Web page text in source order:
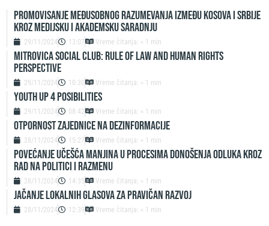
Promovisanje međusobnog razumevanja između Kosova i Srbije
kroz medijsku i akademsku saradnju
29/11/2024 13:07 Vreme čitanja: < 1 min
Mitrovica Social Club: Rule of Law and Human Rights
Perspective
29/11/2024 10:30 Vreme čitanja: < 1 min
Youth up 4 Posibilities
29/11/2024 08:42 Vreme čitanja: < 1 min
Otpornost zajednice na dezinformacije
28/11/2024 15:27 Vreme čitanja: < 1 min
Povećanje učešća manjina u procesima donošenja odluka kroz
rad na politici i razmenu
28/11/2024 14:35 Vreme čitanja: < 1 min
Jačanje lokalnih glasova za pravičan razvoj
28/11/2024 12:39 Vreme čitanja: < 1 min